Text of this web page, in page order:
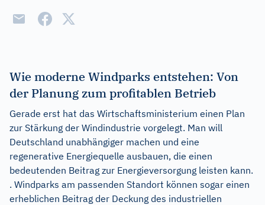
Wie moderne Windparks entstehen: Von
der Planung zum profitablen Betrieb
Gerade erst hat das Wirtschaftsministerium einen Plan
zur Stärkung der Windindustrie vorgelegt. Man will
Deutschland unabhängiger machen und eine
regenerative Energiequelle ausbauen, die einen
bedeutenden Beitrag zur Energieversorgung leisten kann.
. Windparks am passenden Standort können sogar einen
erheblichen Beitrag der Deckung des industriellen